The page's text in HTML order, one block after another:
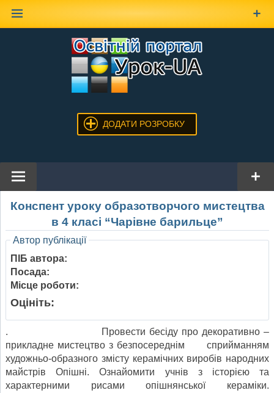
ДОДАТИ РОЗРОБКУ
Конспент уроку образотворчого мистецтва
в 4 класі “Чарівне барильце”
Автор публікації
ПІБ автора:
Посада:
Місце роботи:
Оцініть:
. Провести бесіду про декоративно –
прикладне мистецтво з безпосереднім сприйманням
художньо-образного змісту керамічних виробів народних
майстрів Опішні. Ознайомити учнів з історією та
характерними рисами опішнянської кераміки.